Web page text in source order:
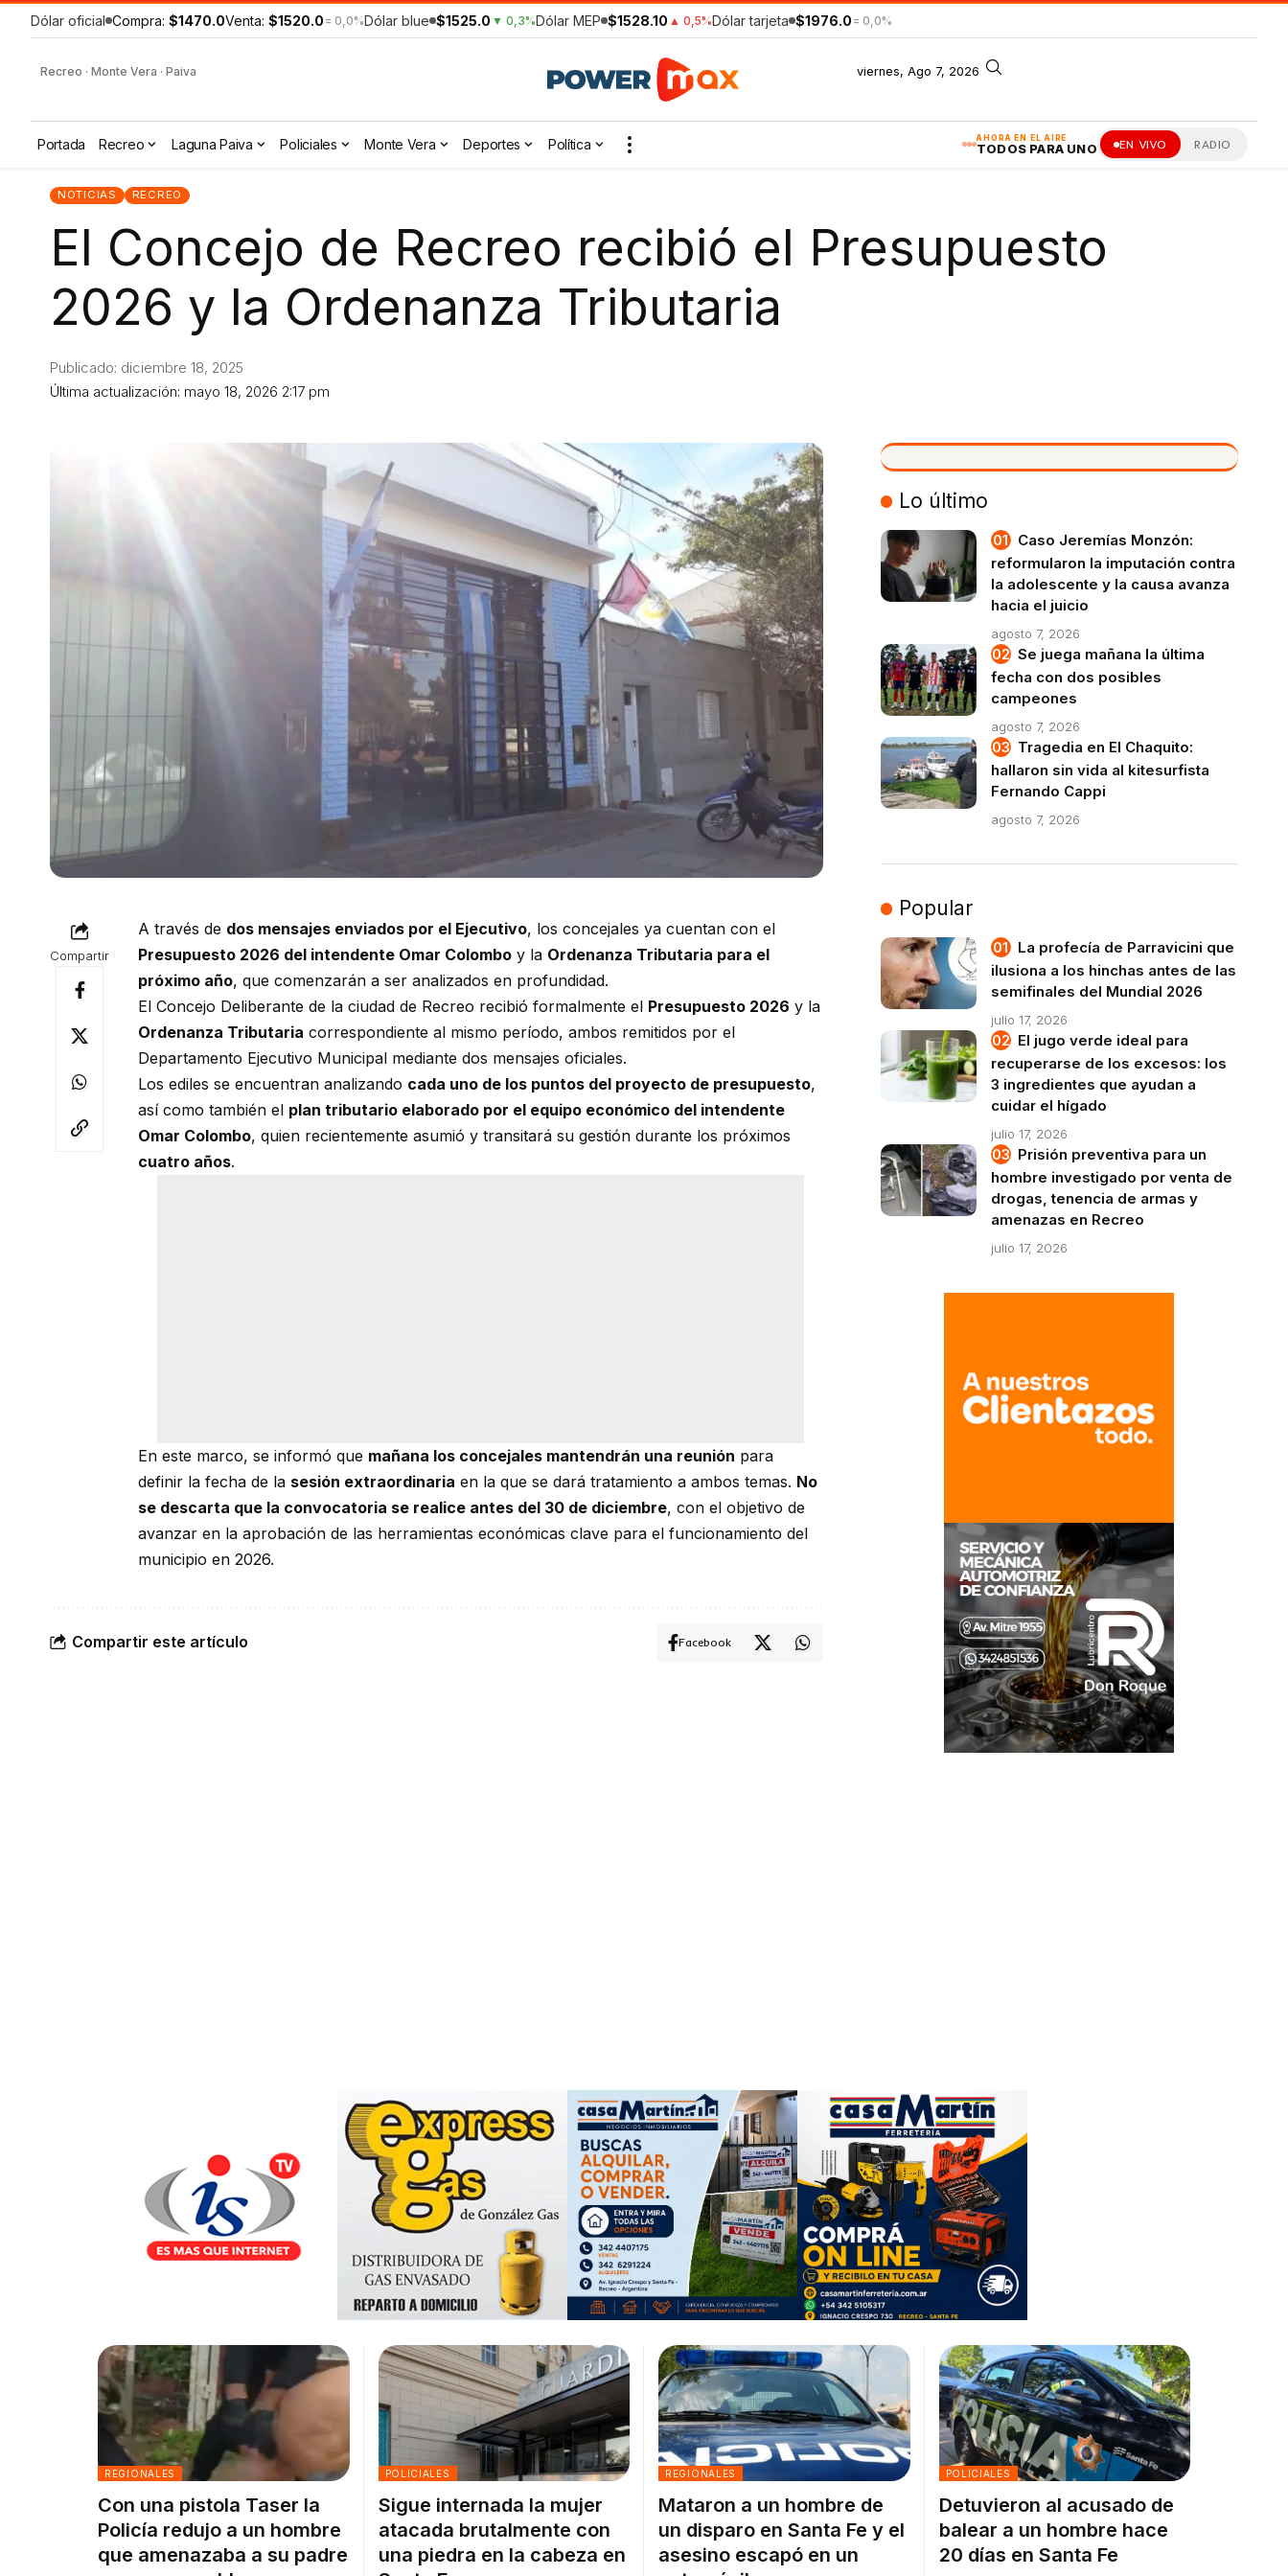
Dólar oficial Compra: $1470.0Venta: $1520.0 = 0,0%Dólar blue $1525.0 ▼ 0,3%Dólar MEP $1528.10 ▲ 0,5%Dólar tarjeta $1976.0 = 0,0%
Recreo · Monte Vera · Paiva viernes, Ago 7, 2026
AHORA EN EL AIRE
TODOS PARA UNO EN VIVO RADIO
Portada Recreo Laguna Paiva Policiales Monte Vera Deportes Política
NOTICIAS RECREO
El Concejo de Recreo recibió el Presupuesto
2026 y la Ordenanza Tributaria
Última actualización: mayo 18, 2026 2:17 pm
Publicado: diciembre 18, 2025
Compartir
A través de dos mensajes enviados por el Ejecutivo, los concejales ya cuentan con el
Presupuesto 2026 del intendente Omar Colombo y la Ordenanza Tributaria para el
próximo año, que comenzarán a ser analizados en profundidad.
El Concejo Deliberante de la ciudad de Recreo recibió formalmente el Presupuesto 2026 y la
Ordenanza Tributaria correspondiente al mismo período, ambos remitidos por el
Departamento Ejecutivo Municipal mediante dos mensajes oficiales.
Los ediles se encuentran analizando cada uno de los puntos del proyecto de presupuesto,
así como también el plan tributario elaborado por el equipo económico del intendente
Omar Colombo, quien recientemente asumió y transitará su gestión durante los próximos
cuatro años.
En este marco, se informó que mañana los concejales mantendrán una reunión para
definir la fecha de la sesión extraordinaria en la que se dará tratamiento a ambos temas. No
se descarta que la convocatoria se realice antes del 30 de diciembre, con el objetivo de
avanzar en la aprobación de las herramientas económicas clave para el funcionamiento del
municipio en 2026.
Compartir este artículo Facebook
VIVO
Lo último
Caso Jeremías Monzón:
reformularon la imputación contra
la adolescente y la causa avanza
hacia el juicio
agosto 7, 2026
Se juega mañana la última
fecha con dos posibles
campeones
agosto 7, 2026
Tragedia en El Chaquito:
hallaron sin vida al kitesurfista
Fernando Cappi
agosto 7, 2026
Popular
La profecía de Parravicini que
ilusiona a los hinchas antes de las
semifinales del Mundial 2026
julio 17, 2026
El jugo verde ideal para
recuperarse de los excesos: los
3 ingredientes que ayudan a
cuidar el hígado
julio 17, 2026
Prisión preventiva para un
hombre investigado por venta de
drogas, tenencia de armas y
amenazas en Recreo
julio 17, 2026
REGIONALES
Con una pistola Taser la
Policía redujo a un hombre
que amenazaba a su padre
POLICIALES
Sigue internada la mujer
atacada brutalmente con
una piedra en la cabeza en
REGIONALES
Mataron a un hombre de
un disparo en Santa Fe y el
asesino escapó en un
POLICIALES
Detuvieron al acusado de
balear a un hombre hace
20 días en Santa Fe